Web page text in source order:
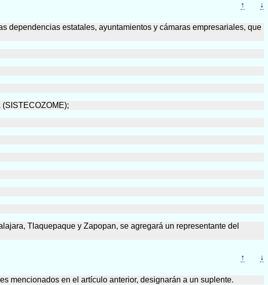
↑ ↓
dependencias estatales, ayuntamientos y cámaras empresariales, que
Tlaquepaque y Zapopan, se agregará un representante del
↑ ↓
mencionados en el artículo anterior, designarán a un suplente.